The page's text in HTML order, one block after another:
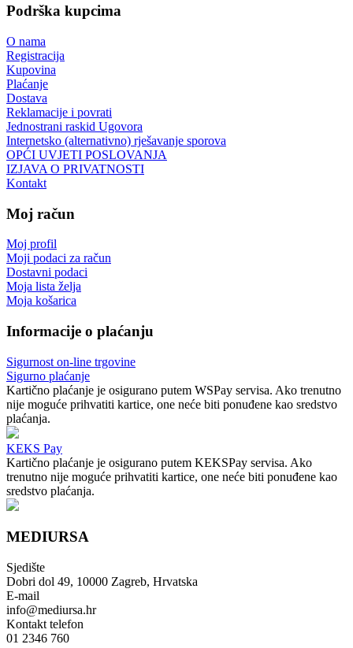
Podrška kupcima
O nama
Registracija
Kupovina
Plaćanje
Dostava
Reklamacije i povrati
Jednostrani raskid Ugovora
Internetsko (alternativno) rješavanje sporova
OPĆI UVJETI POSLOVANJA
IZJAVA O PRIVATNOSTI
Kontakt
Moj račun
Moj profil
Moji podaci za račun
Dostavni podaci
Moja lista želja
Moja košarica
Informacije o plaćanju
Sigurnost on-line trgovine
Sigurno plaćanje
Kartično plaćanje je osigurano putem WSPay servisa. Ako trenutno
nije moguće prihvatiti kartice, one neće biti ponuđene kao sredstvo
plaćanja.
KEKS Pay
Kartično plaćanje je osigurano putem KEKSPay servisa. Ako
trenutno nije moguće prihvatiti kartice, one neće biti ponuđene kao
sredstvo plaćanja.
MEDIURSA
Sjedište
Dobri dol 49, 10000 Zagreb, Hrvatska
E-mail
info@mediursa.hr
Kontakt telefon
01 2346 760